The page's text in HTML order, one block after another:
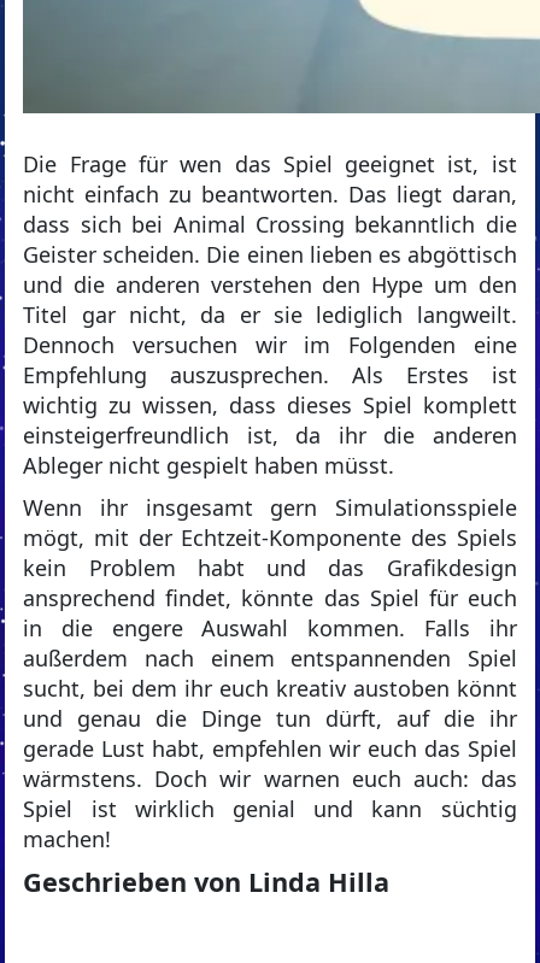
Die Frage für wen das Spiel geeignet ist, ist
nicht einfach zu beantworten. Das liegt daran,
dass sich bei Animal Crossing bekanntlich die
Geister scheiden. Die einen lieben es abgöttisch
und die anderen verstehen den Hype um den
Titel gar nicht, da er sie lediglich langweilt.
Dennoch versuchen wir im Folgenden eine
Empfehlung auszusprechen. Als Erstes ist
wichtig zu wissen, dass dieses Spiel komplett
einsteigerfreundlich ist, da ihr die anderen
Ableger nicht gespielt haben müsst.
Wenn ihr insgesamt gern Simulationsspiele
mögt, mit der Echtzeit-Komponente des Spiels
kein Problem habt und das Grafikdesign
ansprechend findet, könnte das Spiel für euch
in die engere Auswahl kommen. Falls ihr
außerdem nach einem entspannenden Spiel
sucht, bei dem ihr euch kreativ austoben könnt
und genau die Dinge tun dürft, auf die ihr
gerade Lust habt, empfehlen wir euch das Spiel
wärmstens. Doch wir warnen euch auch: das
Spiel ist wirklich genial und kann süchtig
machen!
Geschrieben von Linda Hilla